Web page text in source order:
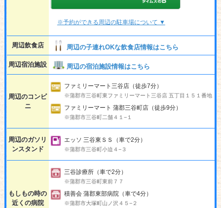
※予約ができる周辺の駐車場について ▼
周辺飲食店 周辺の子連れOKな飲食店情報はこちら
周辺宿泊施設 周辺の宿泊施設情報はこちら
周辺のコンビ
ニ
ファミリーマート三谷店（徒歩7分）
※蒲郡市三谷町東ファミリーマート三谷店 五丁目１５１番地
ファミリーマート 蒲郡三谷町店（徒歩9分）
※蒲郡市三谷町二舗４１−１
周辺のガソリ
ンスタンド
エッソ 三谷東ＳＳ（車で2分）
※蒲郡市三谷町小迫４−３
もしもの時の
近くの病院
三谷診療所（車で2分）
※蒲郡市三谷町東前７７
積善会 蒲郡東部病院（車で4分）
※蒲郡市大塚町山ノ沢４５−２